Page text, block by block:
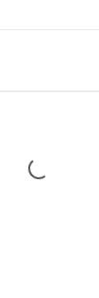
Loading...